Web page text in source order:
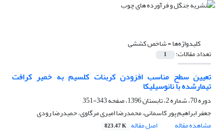
کلیدواژه‌ها =شاخص کششی
تعداد مقالات: 1
تعیین سطح مناسب افزودن کربنات کلسیم به خمیر کرافت
تیمارشده با نانوسیلیکا
دوره 70، شماره 2، تابستان 1396، صفحه
343-351
جعفر ابراهیم پور کاسمانی، محمدرضا امیری مرگاوی، حمیدرضا رودی
مشاهده مقاله
اصل مقاله 823.47 K